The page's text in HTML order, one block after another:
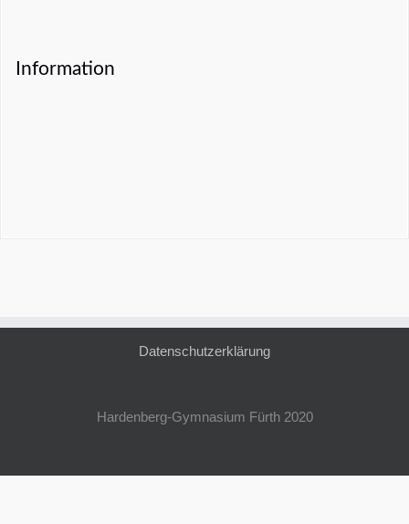
Information
Datenschutzerklärung
Hardenberg-Gymnasium Fürth 2020